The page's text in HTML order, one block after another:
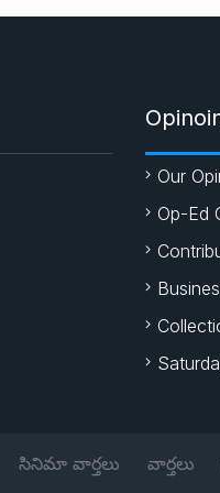
e
Our
Op-Ed
సినిమా వార్తలు వార్తలు